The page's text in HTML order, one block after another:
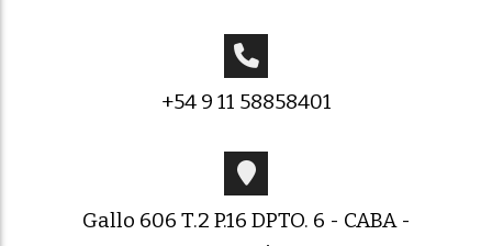
+54 9 11 58858401
Gallo 606 T.2 P.16 DPTO. 6 - CABA -